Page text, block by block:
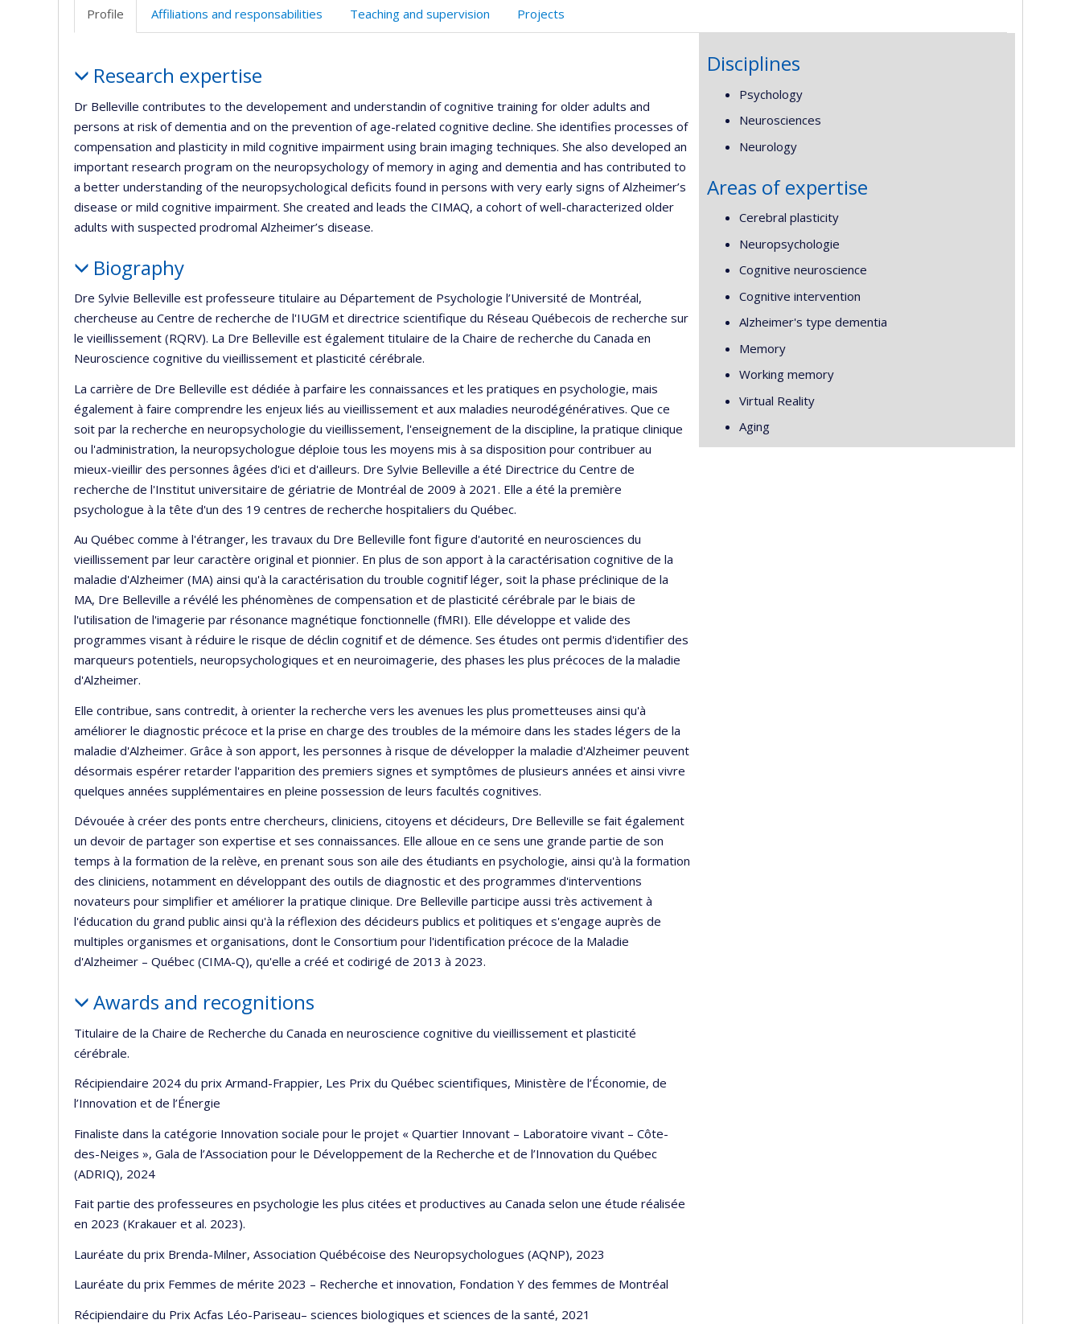
Profile Affiliations and responsabilities Teaching and supervision Projects
Research expertise
Dr Belleville contributes to the developement and understandin of cognitive training for older adults and
persons at risk of dementia and on the prevention of age-related cognitive decline. She identifies processes of
compensation and plasticity in mild cognitive impairment using brain imaging techniques. She also developed an
important research program on the neuropsychology of memory in aging and dementia and has contributed to
a better understanding of the neuropsychological deficits found in persons with very early signs of Alzheimer’s
disease or mild cognitive impairment. She created and leads the CIMAQ, a cohort of well-characterized older
adults with suspected prodromal Alzheimer’s disease.
Biography
Dre Sylvie Belleville est professeure titulaire au Département de Psychologie l’Université de Montréal,
chercheuse au Centre de recherche de l'IUGM et directrice scientifique du Réseau Québecois de recherche sur
le vieillissement (RQRV). La Dre Belleville est également titulaire de la Chaire de recherche du Canada en
Neuroscience cognitive du vieillissement et plasticité cérébrale.
La carrière de Dre Belleville est dédiée à parfaire les connaissances et les pratiques en psychologie, mais
également à faire comprendre les enjeux liés au vieillissement et aux maladies neurodégénératives. Que ce
soit par la recherche en neuropsychologie du vieillissement, l'enseignement de la discipline, la pratique clinique
ou l'administration, la neuropsychologue déploie tous les moyens mis à sa disposition pour contribuer au
mieux-vieillir des personnes âgées d'ici et d'ailleurs. Dre Sylvie Belleville a été Directrice du Centre de
recherche de l'Institut universitaire de gériatrie de Montréal de 2009 à 2021. Elle a été la première
psychologue à la tête d'un des 19 centres de recherche hospitaliers du Québec.
Au Québec comme à l'étranger, les travaux du Dre Belleville font figure d'autorité en neurosciences du
vieillissement par leur caractère original et pionnier. En plus de son apport à la caractérisation cognitive de la
maladie d'Alzheimer (MA) ainsi qu'à la caractérisation du trouble cognitif léger, soit la phase préclinique de la
MA, Dre Belleville a révélé les phénomènes de compensation et de plasticité cérébrale par le biais de
l'utilisation de l'imagerie par résonance magnétique fonctionnelle (fMRI). Elle développe et valide des
programmes visant à réduire le risque de déclin cognitif et de démence. Ses études ont permis d'identifier des
marqueurs potentiels, neuropsychologiques et en neuroimagerie, des phases les plus précoces de la maladie
d'Alzheimer.
Elle contribue, sans contredit, à orienter la recherche vers les avenues les plus prometteuses ainsi qu'à
améliorer le diagnostic précoce et la prise en charge des troubles de la mémoire dans les stades légers de la
maladie d'Alzheimer. Grâce à son apport, les personnes à risque de développer la maladie d'Alzheimer peuvent
désormais espérer retarder l'apparition des premiers signes et symptômes de plusieurs années et ainsi vivre
quelques années supplémentaires en pleine possession de leurs facultés cognitives.
Dévouée à créer des ponts entre chercheurs, cliniciens, citoyens et décideurs, Dre Belleville se fait également
un devoir de partager son expertise et ses connaissances. Elle alloue en ce sens une grande partie de son
temps à la formation de la relève, en prenant sous son aile des étudiants en psychologie, ainsi qu'à la formation
des cliniciens, notamment en développant des outils de diagnostic et des programmes d'interventions
novateurs pour simplifier et améliorer la pratique clinique. Dre Belleville participe aussi très activement à
l'éducation du grand public ainsi qu'à la réflexion des décideurs publics et politiques et s'engage auprès de
multiples organismes et organisations, dont le Consortium pour l'identification précoce de la Maladie
d'Alzheimer – Québec (CIMA-Q), qu'elle a créé et codirigé de 2013 à 2023.
Awards and recognitions
Titulaire de la Chaire de Recherche du Canada en neuroscience cognitive du vieillissement et plasticité
cérébrale.
Récipiendaire 2024 du prix Armand-Frappier, Les Prix du Québec scientifiques, Ministère de l’Économie, de
l’Innovation et de l’Énergie
Finaliste dans la catégorie Innovation sociale pour le projet « Quartier Innovant – Laboratoire vivant – Côte-
des-Neiges », Gala de l’Association pour le Développement de la Recherche et de l’Innovation du Québec
(ADRIQ), 2024
Fait partie des professeures en psychologie les plus citées et productives au Canada selon une étude réalisée
en 2023 (Krakauer et al. 2023).
Lauréate du prix Brenda-Milner, Association Québécoise des Neuropsychologues (AQNP), 2023
Lauréate du prix Femmes de mérite 2023 – Recherche et innovation, Fondation Y des femmes de Montréal
Récipiendaire du Prix Acfas Léo-Pariseau– sciences biologiques et sciences de la santé, 2021
Disciplines
Psychology
Neurosciences
Neurology
Areas of expertise
Cerebral plasticity
Neuropsychologie
Cognitive neuroscience
Cognitive intervention
Alzheimer's type dementia
Memory
Working memory
Virtual Reality
Aging